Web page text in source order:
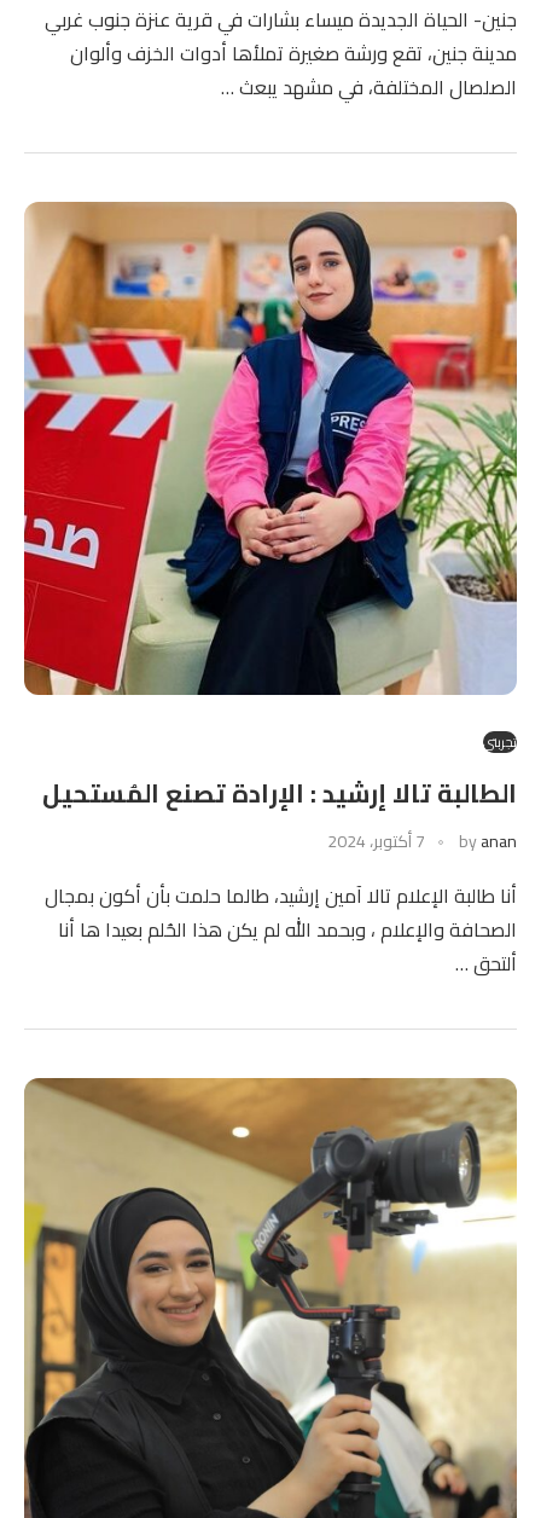
جنين- الحياة الجديدة ميساء بشارات في قرية عنزة جنوب غربي
مدينة جنين، تقع ورشة صغيرة تملأها أدوات الخزف وألوان
الصلصال المختلفة، في مشهد يبعث …
تجربتي
الطالبة تالا إرشيد : الإرادة تصنع المُستحيل
byanan 7 أكتوبر، 2024
أنا طالبة الإعلام تالا آمين إرشيد، طالما حلمت بأن أكون بمجال
الصحافة والإعلام ، وبحمد الله لم يكن هذا الحُلم بعيدا ها أنا
ألتحق …